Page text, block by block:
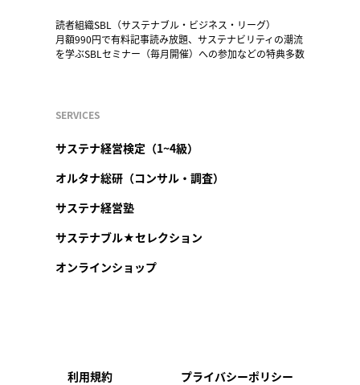
読者組織SBL（サステナブル・ビジネス・リーグ）
月額990円で有料記事読み放題、サステナビリティの潮流
を学ぶSBLセミナー（毎月開催）への参加などの特典多数
SERVICES
サステナ経営検定（1~4級）
オルタナ総研（コンサル・調査）
サステナ経営塾
サステナブル★セレクション
オンラインショップ
利用規約 プライバシーポリシー